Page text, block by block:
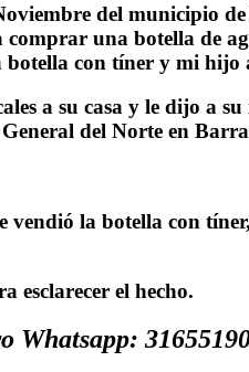
del municipio
una botella de
con tíner y mi hijo
a su casa y le dijo
del Norte en
la botella con
esclarecer el hecho.
Whatsapp: